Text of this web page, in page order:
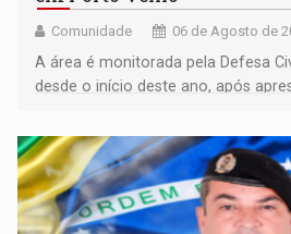
Comunidade 06 de Agosto de
A área é monitorada pela Defesa
desde o início deste ano, após